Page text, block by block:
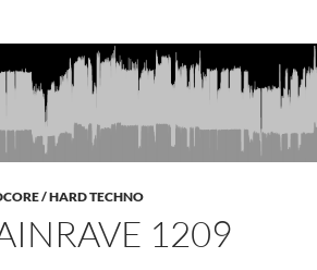
/ HARD TECHNO
1209